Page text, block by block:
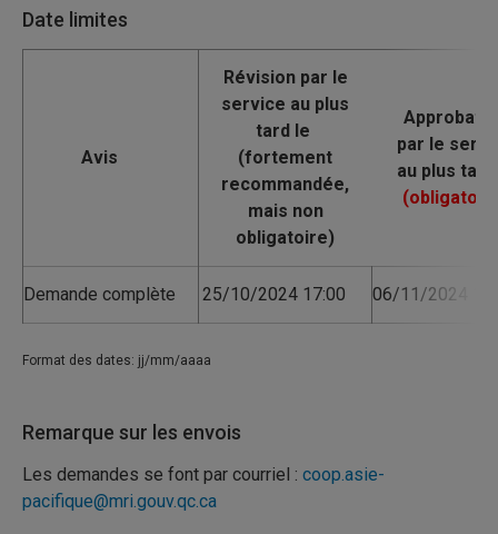
Date limites
Avis
Demande complète 25/10/2024 17:00 06/11/2024
Format des dates: jj/mm/aaaa
Remarque sur les envois
Les demandes se font par courriel : coop.asie-
pacifique@mri.gouv.qc.ca